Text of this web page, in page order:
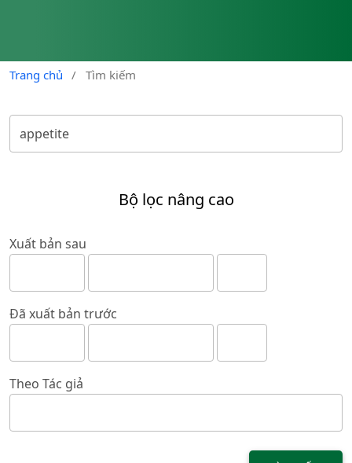
Trang chủ / Tìm kiếm
Bộ lọc nâng cao
Xuất bản sau
Đã xuất bản trước
Theo Tác giả